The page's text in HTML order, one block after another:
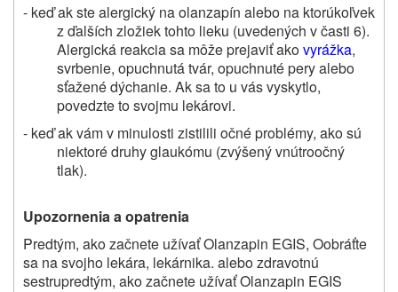
- keď ak ste alergický na olanzapín alebo na ktorúkoľvek
z ďalších zložiek tohto lieku (uvedených v časti 6).
Alergická reakcia sa môže prejaviť akovyrážka,
svrbenie, opuchnutá tvár, opuchnuté pery alebo
sťažené dýchanie. Ak sa to u vás vyskytlo,
povedzte to svojmu lekárovi.
- keď ak vám v minulosti zistilili očné problémy, ako sú
niektoré druhy glaukómu (zvýšený vnútroočný
tlak).
Upozornenia a opatrenia
Predtým, ako začnete užívať Olanzapin EGIS, Oobráťte
sa na svojho lekára, lekárnika. alebo zdravotnú
sestrupredtým, ako začnete užívať Olanzapin EGIS